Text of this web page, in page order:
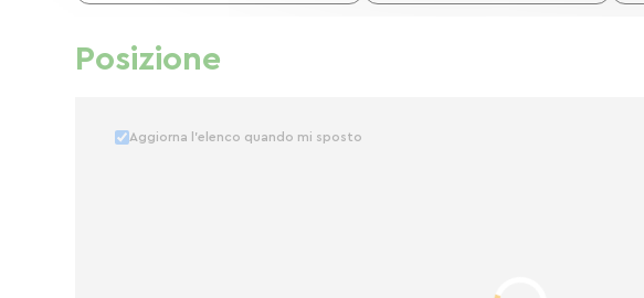
Posizione
Aggiorna l'elenco quando mi sposto